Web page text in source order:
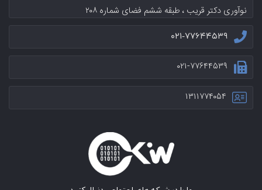
نوآوری دکتر قریب ، طبقه ششم فضای شماره ۲۰۸
۰۲۱-۷۷۶۴۴۵۳۹
۰۲۱-۷۷۶۴۴۵۳۹